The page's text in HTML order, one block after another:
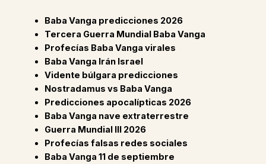
Baba Vanga predicciones 2026
Tercera Guerra Mundial Baba Vanga
Profecías Baba Vanga virales
Baba Vanga Irán Israel
Vidente búlgara predicciones
Nostradamus vs Baba Vanga
Predicciones apocalípticas 2026
Baba Vanga nave extraterrestre
Guerra Mundial III 2026
Profecías falsas redes sociales
Baba Vanga 11 de septiembre